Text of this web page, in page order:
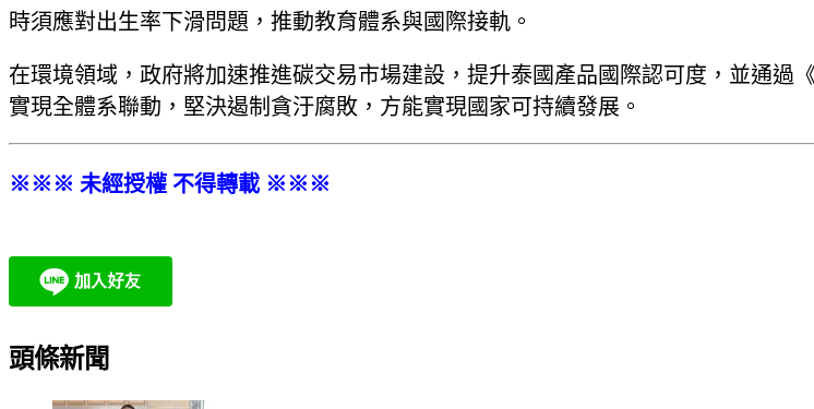
時須應對出生率下滑問題，推動教育體系與國際接軌。
在環境領域，政府將加速推進碳交易市場建設，提升泰國產品國際認可度，並通
實現全體系聯動，堅決遏制貪汙腐敗，方能實現國家可持續發展。
※※※ 未經授權 不得轉載 ※※※
頭條新聞